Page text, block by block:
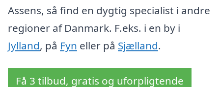
Assens, så find en dygtig specialist i andre
regioner af Danmark. F.eks. i en by i
Jylland, på Fyn eller på Sjælland.
Få 3 tilbud, gratis og uforpligtende